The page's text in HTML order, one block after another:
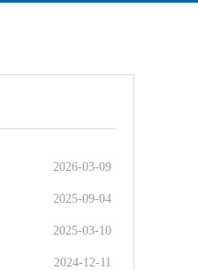
2026-03-09
2025-09-04
2025-03-10
2024-12-11